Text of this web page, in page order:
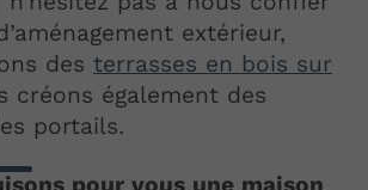
extérieur,
des terrasses en bois sur
créons également des
portails.
pour vous une maison